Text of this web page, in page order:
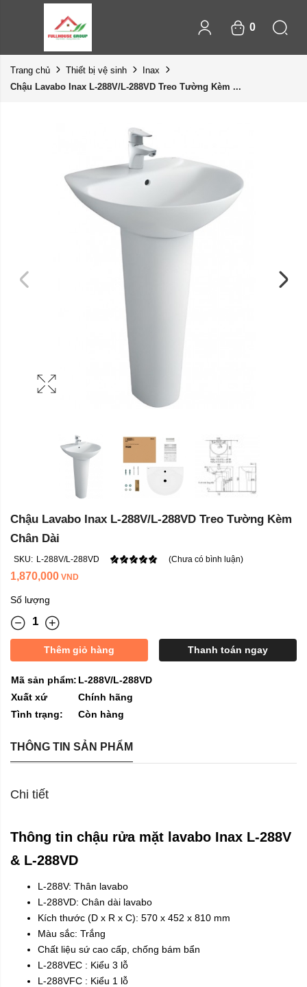
0
Trang chủ Thiết bị vệ sinh
Inax
Chậu Lavabo Inax L-288V/L-288VD Treo Tường Kèm ...
Chậu Lavabo Inax L-288V/L-288VD Treo Tường Kèm
Chân Dài
SKU: L-288V/L-288VD (Chưa có bình luận)
1,870,000 VND
Số lượng
Thêm giỏ hàng Thanh toán ngay
Mã sản phẩm: L-288V/L-288VD
Xuất xứ
Chính hãng
Tình trạng:
Còn hàng
THÔNG TIN SẢN PHẨM
Chi tiết
Thông tin chậu rửa mặt lavabo Inax L-288V
& L-288VD
L-288V: Thân lavabo
L-288VD: Chân dài lavabo
Kích thước (D x R x C): 570 x 452 x 810 mm
Màu sắc: Trắng​
Chất liệu sứ cao cấp, chống bám bẩn
L-288VEC : Kiểu 3 lỗ
L-288VFC : Kiểu 1 lỗ